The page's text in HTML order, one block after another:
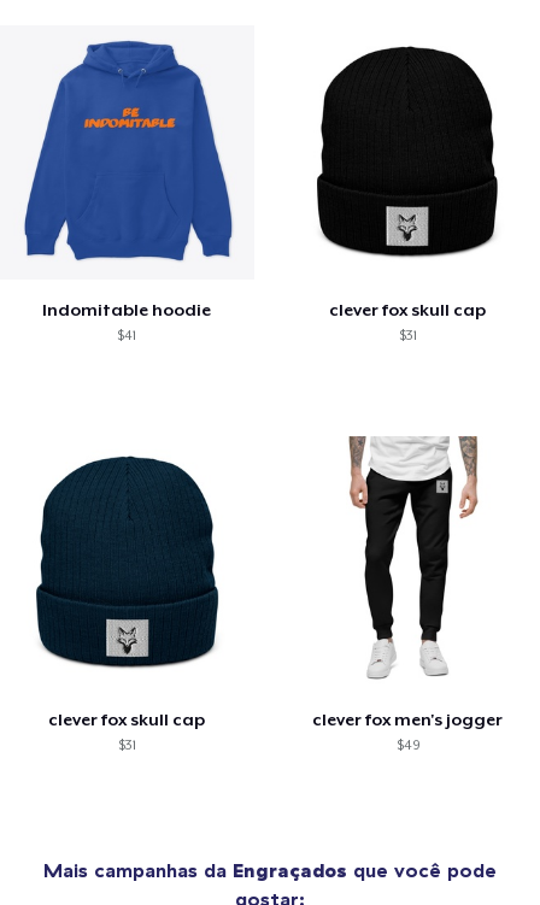
Indomitable hoodie
$41
clever fox skull cap
$31
clever fox skull cap
$31
clever fox men's jogger
$49
Mais campanhas da Engraçados que você pode
gostar: